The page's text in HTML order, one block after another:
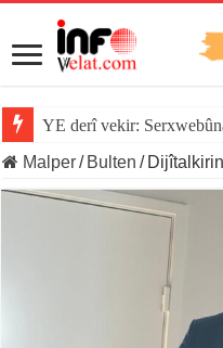
YE derî vekir:
Sînorê di navbera
Malper/ Bulten /